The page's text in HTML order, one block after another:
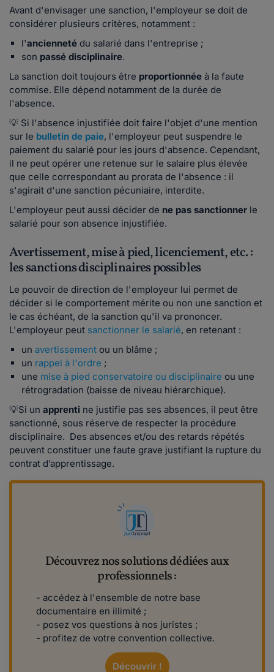
Avant d'envisager une sanction, l'employeur se doit de
considérer plusieurs critères, notamment :
l'ancienneté du salarié dans l'entreprise ;
son passé disciplinaire.
La sanction doit toujours être proportionnée à la faute
commise. Elle dépend notamment de la durée de
l'absence.
💡 Si l'absence injustifiée doit faire l'objet d'une mention
sur le bulletin de paie, l'employeur peut suspendre le
paiement du salarié pour les jours d'absence. Cependant,
il ne peut opérer une retenue sur le salaire plus élevée
que celle correspondant au prorata de l'absence : il
s'agirait d'une sanction pécuniaire, interdite.
L'employeur peut aussi décider de ne pas sanctionner le
salarié pour son absence injustifiée.
Avertissement, mise à pied, licenciement, etc. :
les sanctions disciplinaires possibles
Le pouvoir de direction de l'employeur lui permet de
décider si le comportement mérite ou non une sanction et
le cas échéant, de la sanction qu'il va prononcer.
L'employeur peut sanctionner le salarié, en retenant :
un avertissement ou un blâme ;
un rappel à l'ordre ;
une mise à pied conservatoire ou disciplinaire ou une
rétrogradation (baisse de niveau hiérarchique).
💡Si un apprenti ne justifie pas ses absences, il peut être
sanctionné, sous réserve de respecter la procédure
disciplinaire. Des absences et/ou des retards répétés
peuvent constituer une faute grave justifiant la rupture du
contrat d’apprentissage.
Découvrez nos solutions dédiées aux
professionnels :
- accédez à l'ensemble de notre base
documentaire en illimité ;
- posez vos questions à nos juristes ;
- profitez de votre convention collective.
Découvrir !